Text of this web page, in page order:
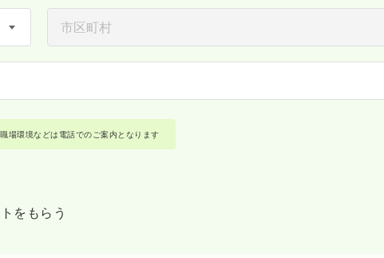
場環境などは電話でのご案内となります
をもらう